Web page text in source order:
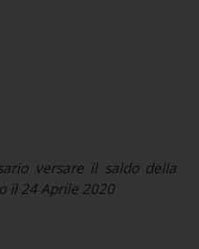
versare il saldo della
il 24 Aprile 2020